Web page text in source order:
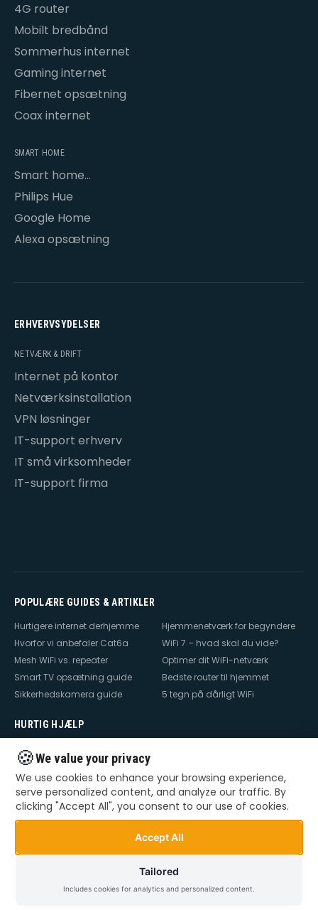
4G router
Mobilt bredbånd
Sommerhus internet
Gaming internet
Fibernet opsætning
Coax internet
SMART HOME
Smart home
opsætning
Philips Hue
Google Home
Alexa opsætning
ERHVERVSYDELSER
NETVÆRK & DRIFT
Internet på kontor
Netværksinstallation
VPN løsninger
IT-support erhverv
IT små virksomheder
IT-support firma
POPULÆRE GUIDES & ARTIKLER
Hurtigere internet derhjemme
Hjemmenetværk for begyndere
Hvorfor vi anbefaler Cat6a
WiFi 7 – hvad skal du vide?
Mesh WiFi vs. repeater
Optimer dit WiFi-netværk
Smart TV opsætning guide
Bedste router til hjemmet
Sikkerhedskamera guide
5 tegn på dårligt WiFi
HURTIG HJÆLP
Hjælp til internet
Hjælp til TV
Hjælp til router
WiFi falder ud
TV der ikke virker
Dårlig WiFi
Mesh WiFi opsætning
Videoovervågning – privat &
🍪We value your privacy
We use cookies to enhance your browsing experience,
serve personalized content, and analyze our traffic. By
clicking "Accept All", you consent to our use of cookies.
Accept All
Tailored
Includes cookies for analytics and personalized content.